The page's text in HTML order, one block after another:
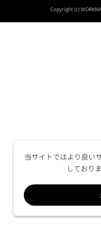
Copyright (c)
当サイトではより良い
しており